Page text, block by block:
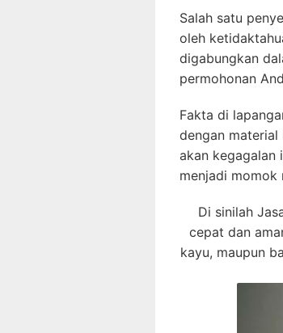
Salah satu
oleh
digabungkan
permohonan
Fakta di
dengan
akan kegagalan
menjadi
Di sinilah
cepat dan
kayu, maupun